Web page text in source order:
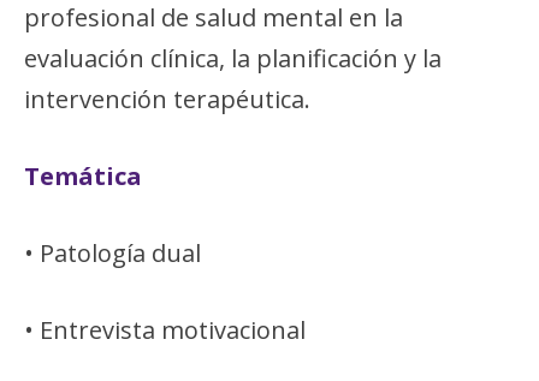
profesional de salud mental en la
evaluación clínica, la planificación y la
intervención terapéutica.
Temática
• Patología dual
• Entrevista motivacional